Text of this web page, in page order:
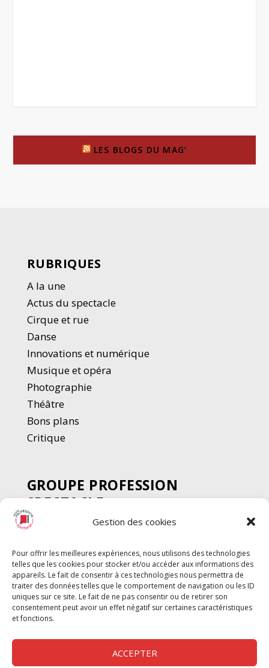
Gestion des cookies
Pour offrir les meilleures expériences, nous utilisons des technologies
telles que les cookies pour stocker et/ou accéder aux informations des
appareils. Le fait de consentir à ces technologies nous permettra de
traiter des données telles que le comportement de navigation ou les ID
uniques sur ce site. Le fait de ne pas consentir ou de retirer son
consentement peut avoir un effet négatif sur certaines caractéristiques
et fonctions.
ACCEPTER
LES BLOGS DU MAG’
RUBRIQUES
A la une
Actus du spectacle
Cirque et rue
Danse
Innovations et numérique
Musique et opéra
Photographie
Théâtre
Bons plans
Critique
GROUPE PROFESSION
SPECTACLE
Chèque Intermittents
Chèque Compta
Chèque Emploi Spectacle
G-Pods
Profession Audio-visuel